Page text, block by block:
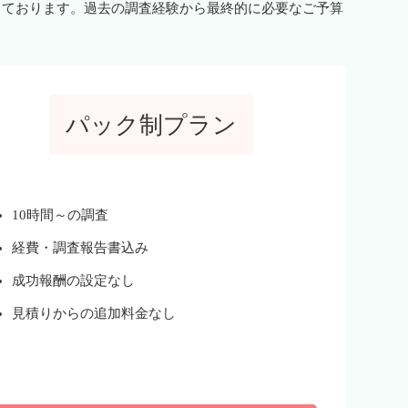
おります。過去の調査経験から最終的に必要なご予算
パック制プラン
10時間～の調査
経費・調査報告書込み
成功報酬の設定なし
見積りからの追加料金なし